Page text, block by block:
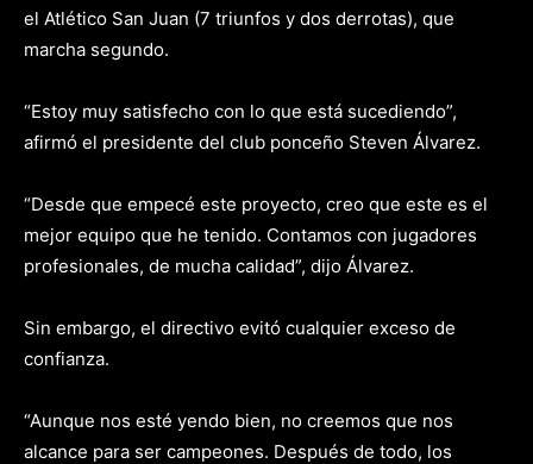
el Atlético San Juan (7 triunfos y dos derrotas), que
marcha segundo.
“Estoy muy satisfecho con lo que está sucediendo”,
afirmó el presidente del club ponceño Steven Álvarez.
“Desde que empecé este proyecto, creo que este es el
mejor equipo que he tenido. Contamos con jugadores
profesionales, de mucha calidad”, dijo Álvarez.
Sin embargo, el directivo evitó cualquier exceso de
confianza.
“Aunque nos esté yendo bien, no creemos que nos
alcance para ser campeones. Después de todo, los